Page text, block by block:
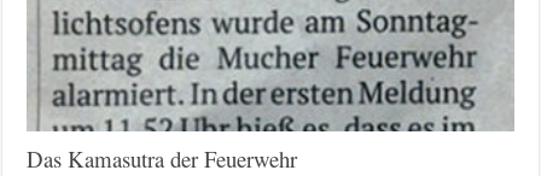
Das Kamasutra der Feuerwehr